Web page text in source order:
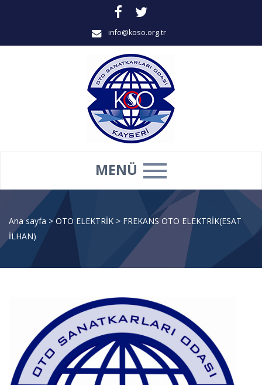
info@koso.org.tr
MENÜ
Ana sayfa > OTO ELEKTRİK > FREKANS OTO ELEKTRİK(ESAT
İLHAN)